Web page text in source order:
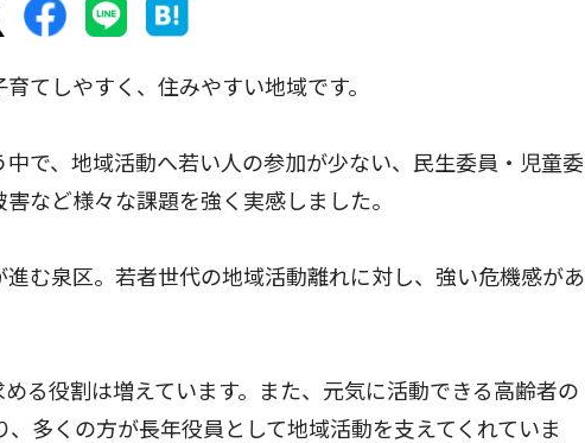
てしやすく、住みやすい地域です。
で、地域活動へ若い人の参加が少ない、民生委員・児童委
など様々な課題を強く実感しました。
む泉区。若者世代の地域活動離れに対し、強い危機感があ
る役割は増えています。また、元気に活動できる高齢者の
多くの方が長年役員として地域活動を支えてくれていま